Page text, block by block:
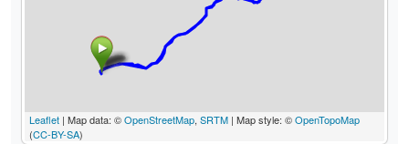
Leaflet | Map data: ©OpenStreetMap, SRTM | Map style: ©OpenTopoMap
(CC-BY-SA)